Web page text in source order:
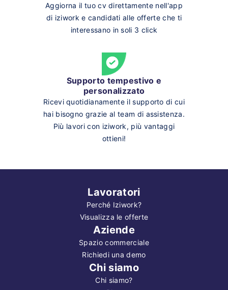
Aggiorna il tuo cv direttamente nell'app
di iziwork e candidati alle offerte che ti
interessano in soli 3 click
Supporto tempestivo e
personalizzato
Ricevi quotidianamente il supporto di cui
hai bisogno grazie al team di assistenza.
Più lavori con iziwork, più vantaggi
ottieni!
Lavoratori
Perché Iziwork?
Visualizza le offerte
Aziende
Spazio commerciale
Richiedi una demo
Chi siamo
Chi siamo?